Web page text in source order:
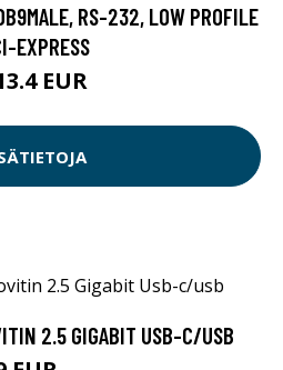
RS-232, LOW PROFILE
EXPRESS
EUR
2.5 GIGABIT USB-C/USB